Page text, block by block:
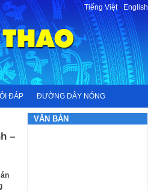
Tiếng Việt-English
ĐÁP ĐƯỜNG DÂY NÓNG
–
VĂN BẢN